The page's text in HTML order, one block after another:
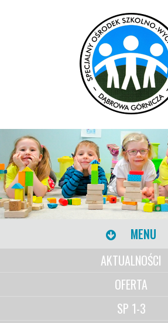
MENU
AKTUALNOŚCI
OFERTA
SP 1-3